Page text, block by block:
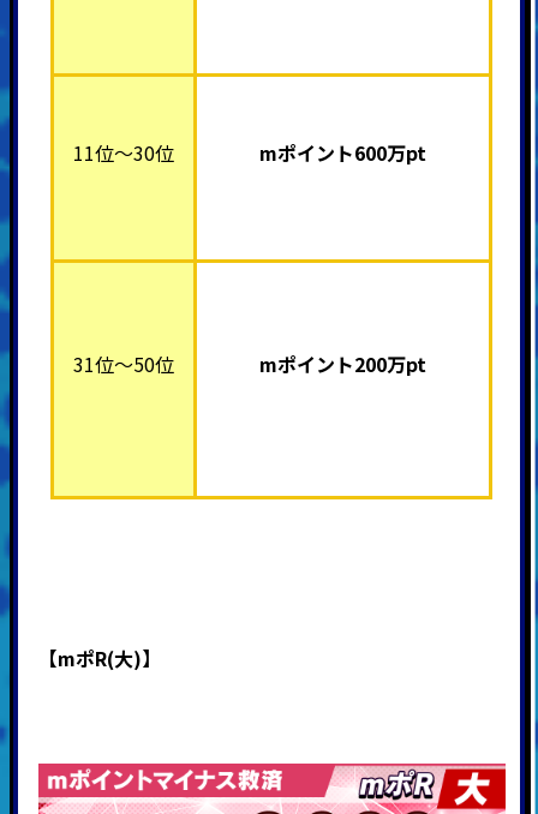
11位～30位 mポイント600万pt
31位～50位 mポイント200万pt
【mポR(大)】